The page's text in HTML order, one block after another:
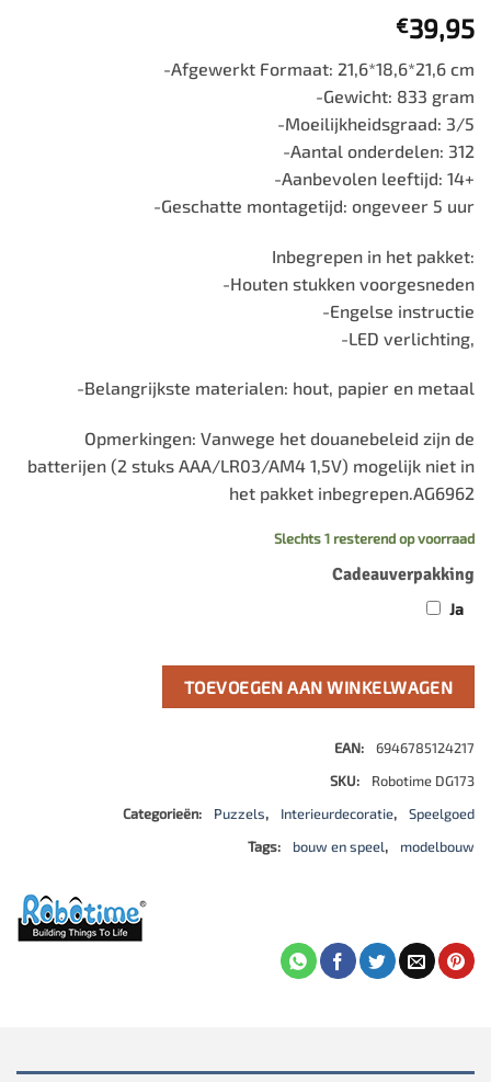
€39,95
-Afgewerkt Formaat: 21,6*18,6*21,6 cm
-Gewicht: 833 gram
-Moeilijkheidsgraad: 3/5
-Aantal onderdelen: 312
-Aanbevolen leeftijd: 14+
-Geschatte montagetijd: ongeveer 5 uur
Inbegrepen in het pakket:
-Houten stukken voorgesneden
-Engelse instructie
-LED verlichting,
-Belangrijkste materialen: hout, papier en metaal
Opmerkingen: Vanwege het douanebeleid zijn de
batterijen (2 stuks AAA/LR03/AM4 1,5V) mogelijk niet in
het pakket inbegrepen.AG6962
Slechts 1 resterend op voorraad
Cadeauverpakking
Ja
TOEVOEGEN AAN WINKELWAGEN
EAN:
6946785124217
SKU:
Robotime DG173
Categorieën:
Puzzels, Interieurdecoratie,
Speelgoed
Tags:
bouw en speel, modelbouw